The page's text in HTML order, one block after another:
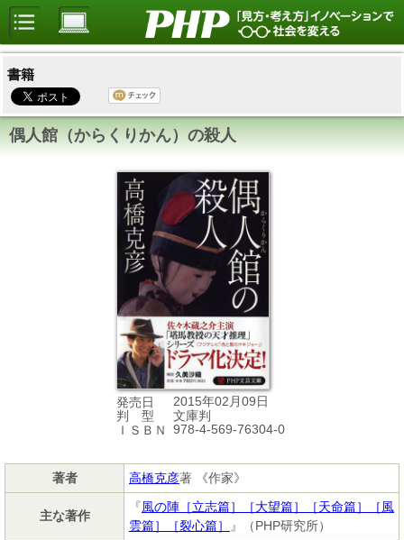
書籍
偶人館（からくりかん）の殺人
発売日
2015年02月09日
判 型
文庫判
ＩＳＢＮ
978-4-569-76304-0
著者 高橋克彦著 《作家》
主な著作
『風の陣［立志篇］［大望篇］［天命篇］［風
雲篇］［裂心篇］
』（PHP研究所）